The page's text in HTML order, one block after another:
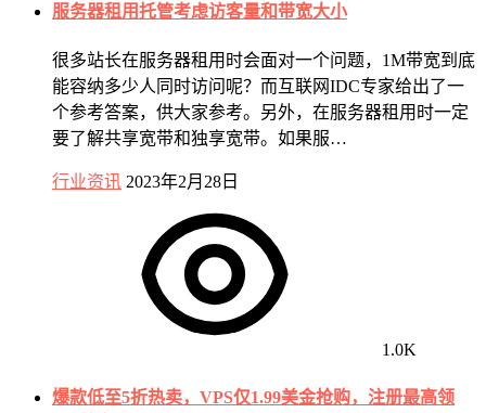
服务器租用托管考虑访客量和带宽大小
很多站长在服务器租用时会面对一个问题，1M带宽到底
能容纳多少人同时访问呢？而互联网IDC专家给出了一
个参考答案，供大家参考。另外，在服务器租用时一定
要了解共享宽带和独享宽带。如果服…
行业资讯 2023年2月28日
1.0K
爆款低至5折热卖，VPS仅1.99美金抢购，注册最高领